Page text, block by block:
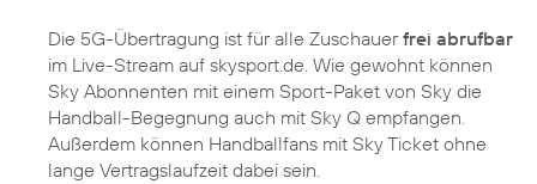
Die 5G-Übertragung ist für alle Zuschauerfrei abrufbar
im Live-Stream auf skysport.de. Wie gewohnt können
Sky Abonnenten mit einem Sport-Paket von Sky die
Handball-Begegnung auch mit Sky Q empfangen.
Außerdem können Handballfans mit Sky Ticket ohne
lange Vertragslaufzeit dabei sein.